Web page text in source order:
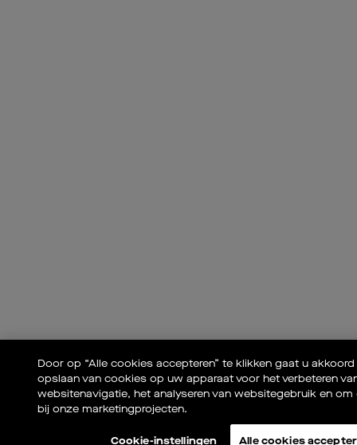
Catalogus Newsletter
Door op “Alle cookies accepteren” te klikken gaat u
opslaan van cookies op uw apparaat voor het verbeteren
websitenavigatie, het analyseren van websitegebruik en om
bij onze marketingprojecten.
Cookie-instellingen Alle cookies